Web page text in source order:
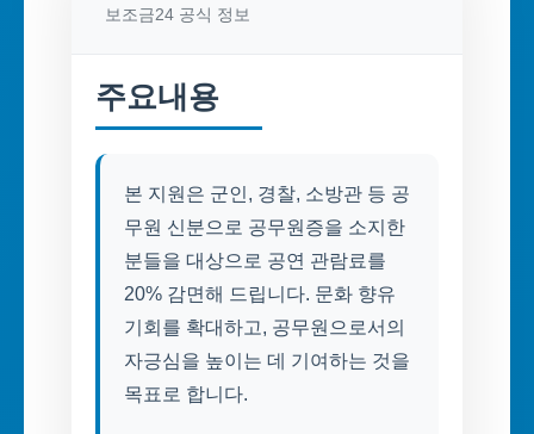
보조금24 공식 정보
주요내용
본 지원은 군인, 경찰, 소방관 등 공
무원 신분으로 공무원증을 소지한
분들을 대상으로 공연 관람료를
20% 감면해 드립니다. 문화 향유
기회를 확대하고, 공무원으로서의
자긍심을 높이는 데 기여하는 것을
목표로 합니다.